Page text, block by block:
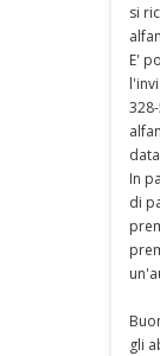
si
E'
In
di
gli